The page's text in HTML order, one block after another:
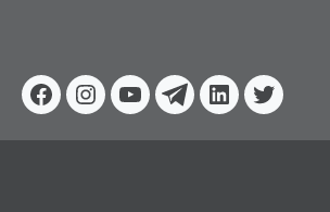
Facebook
Instagram
YoutubeTelegram
Linkedin
Twitter